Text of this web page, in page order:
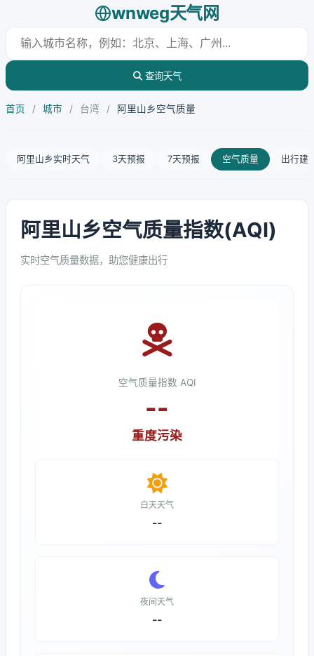
wnweg天气网
查询天气
首页 / 城市 / 台湾 / 阿里山乡空气质量
阿里山乡实时天气 3天预报 7天预报 空气质量 出行建
阿里山乡空气质量指数(AQI)
实时空气质量数据，助您健康出行
空气质量指数 AQI
--
重度污染
白天天气
--
夜间天气
--